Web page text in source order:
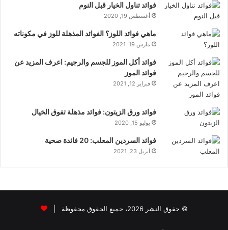
فوائد تناول الخيار قبل النوم
أغسطس 19, 2020
ماهي فوائد اللوز؟ الفوائد المذهلة للوز في مكوناته
مارس 19, 2021
فوائد أكل الموز للجسم والرجيم: اعرف المزيد عن
فوائد الموز
فبراير 12, 2021
فوائد ورق الزيتون: فوائد مذهلة تفوق الخيال
يوليو 15, 2020
فوائد السردين المعلب: 20 فائدة صحية
أبريل 23, 2021
© حقوق النشر 2026، جميع الحقوق محفوظة |